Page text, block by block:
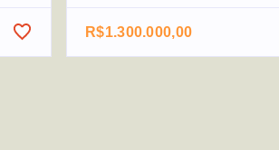
R$1.300.000,00